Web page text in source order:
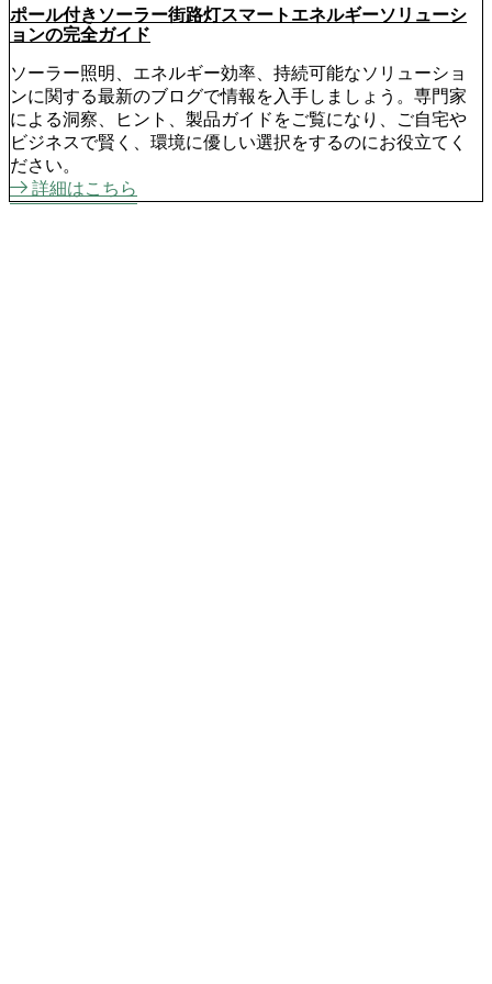
ポール付きソーラー街路灯スマートエネルギーソリューシ
ョンの完全ガイド
ソーラー照明、エネルギー効率、持続可能なソリューショ
ンに関する最新のブログで情報を入手しましょう。専門家
による洞察、ヒント、製品ガイドをご覧になり、ご自宅や
ビジネスで賢く、環境に優しい選択をするのにお役立てく
ださい。
詳細はこちら